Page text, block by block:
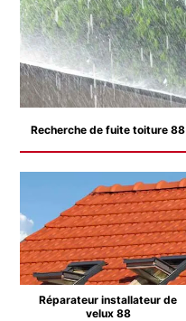
Recherche de fuite toiture 88
Réparateur installateur de
velux 88